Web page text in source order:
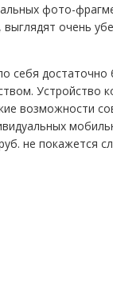
фото-
очень
себя
Устройство
возможности
не покажется